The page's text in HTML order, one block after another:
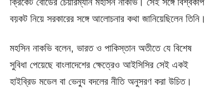
বয়কট নিয়ে সরকারের সঙ্গে আলোচনার কথা জানিয়েছিলেন তিনি।
মহসিন নাকভি বলেন, ভারত ও পাকিস্তান অতীতে যে বিশেষ
সুবিধা পেয়েছে বাংলাদেশের ক্ষেত্রেও আইসিসির সেই একই
হাইব্রিড মডেল বা ভেন্যু বদলের নীতি অনুসরণ করা উচিত।